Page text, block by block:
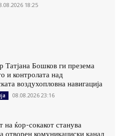
18:25
Бошков ги презема
и контролата над
воздухопловна навигација
08.08.2026 23:16
на ќор-сокакот станува
отворен комуникациски канал